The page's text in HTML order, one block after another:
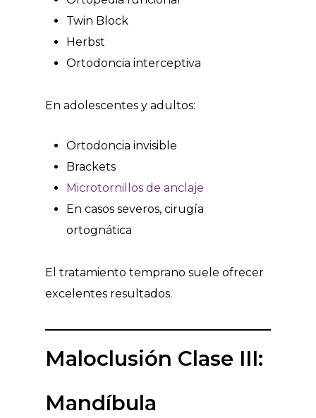
Twin Block
Herbst
Ortodoncia interceptiva
En adolescentes y adultos:
Ortodoncia invisible
Brackets
Microtornillos de anclaje
En casos severos, cirugía
ortognática
El tratamiento temprano suele ofrecer
excelentes resultados.
Maloclusión Clase III:
Mandíbula